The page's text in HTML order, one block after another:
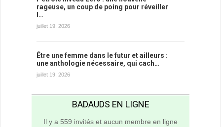
rageuse, un coup de poing pour réveiller
l…
juillet 19, 2026
Être une femme dans le futur et ailleurs :
une anthologie nécessaire, qui cach…
juillet 19, 2026
BADAUDS EN LIGNE
Il y a 559 invités et aucun membre en ligne